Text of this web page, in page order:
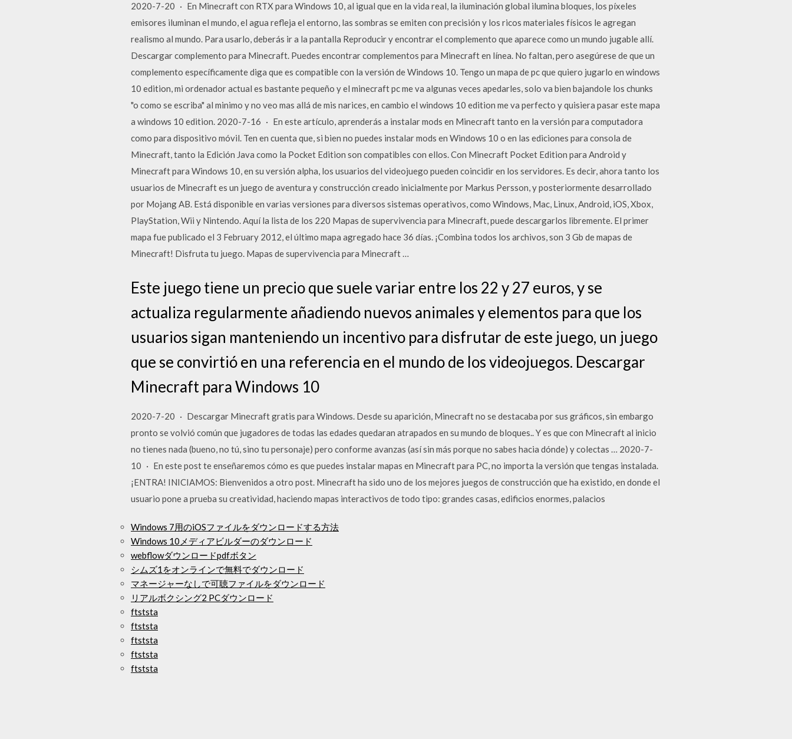
2020-7-20 · En Minecraft con RTX para Windows 10, al igual que en la vida real, la iluminación global ilumina bloques, los píxeles
emisores iluminan el mundo, el agua refleja el entorno, las sombras se emiten con precisión y los ricos materiales físicos le agregan
realismo al mundo. Para usarlo, deberás ir a la pantalla Reproducir y encontrar el complemento que aparece como un mundo jugable allí.
Descargar complemento para Minecraft. Puedes encontrar complementos para Minecraft en línea. No faltan, pero asegúrese de que un
complemento específicamente diga que es compatible con la versión de Windows 10. Tengo un mapa de pc que quiero jugarlo en windows
10 edition, mi ordenador actual es bastante pequeño y el minecraft pc me va algunas veces apedarles, solo va bien bajandole los chunks
"o como se escriba" al minimo y no veo mas allá de mis narices, en cambio el windows 10 edition me va perfecto y quisiera pasar este mapa
a windows 10 edition. 2020-7-16 · En este artículo, aprenderás a instalar mods en Minecraft tanto en la versión para computadora
como para dispositivo móvil. Ten en cuenta que, si bien no puedes instalar mods en Windows 10 o en las ediciones para consola de
Minecraft, tanto la Edición Java como la Pocket Edition son compatibles con ellos. Con Minecraft Pocket Edition para Android y
Minecraft para Windows 10, en su versión alpha, los usuarios del videojuego pueden coincidir en los servidores. Es decir, ahora tanto los
usuarios de Minecraft es un juego de aventura y construcción creado inicialmente por Markus Persson, y posteriormente desarrollado
por Mojang AB. Está disponible en varias versiones para diversos sistemas operativos, como Windows, Mac, Linux, Android, iOS, Xbox,
PlayStation, Wii y Nintendo. Aquí la lista de los 220 Mapas de supervivencia para Minecraft, puede descargarlos libremente. El primer
mapa fue publicado el 3 February 2012, el último mapa agregado hace 36 días. ¡Combina todos los archivos, son 3 Gb de mapas de
Minecraft! Disfruta tu juego. Mapas de supervivencia para Minecraft …
Este juego tiene un precio que suele variar entre los 22 y 27 euros, y se
actualiza regularmente añadiendo nuevos animales y elementos para que los
usuarios sigan manteniendo un incentivo para disfrutar de este juego, un juego
que se convirtió en una referencia en el mundo de los videojuegos. Descargar
Minecraft para Windows 10
2020-7-20 · Descargar Minecraft gratis para Windows. Desde su aparición, Minecraft no se destacaba por sus gráficos, sin embargo
pronto se volvió común que jugadores de todas las edades quedaran atrapados en su mundo de bloques.. Y es que con Minecraft al inicio
no tienes nada (bueno, no tú, sino tu personaje) pero conforme avanzas (así sin más porque no sabes hacia dónde) y colectas … 2020-7-
10 · En este post te enseñaremos cómo es que puedes instalar mapas en Minecraft para PC, no importa la versión que tengas instalada.
¡ENTRA! INICIAMOS: Bienvenidos a otro post. Minecraft ha sido uno de los mejores juegos de construcción que ha existido, en donde el
usuario pone a prueba su creatividad, haciendo mapas interactivos de todo tipo: grandes casas, edificios enormes, palacios
Windows 7用のiOSファイルをダウンロードする方法
Windows 10メディアビルダーのダウンロード
webflowダウンロードpdfボタン
シムズ1をオンラインで無料でダウンロード
マネージャーなしで可聴ファイルをダウンロード
リアルボクシング2 PCダウンロード
ftststa
ftststa
ftststa
ftststa
ftststa